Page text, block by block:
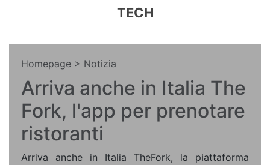
TECH
Homepage > Notizia
Arriva anche in Italia The
Fork, l'app per prenotare
ristoranti
Arriva anche in Italia TheFork, la piattaforma